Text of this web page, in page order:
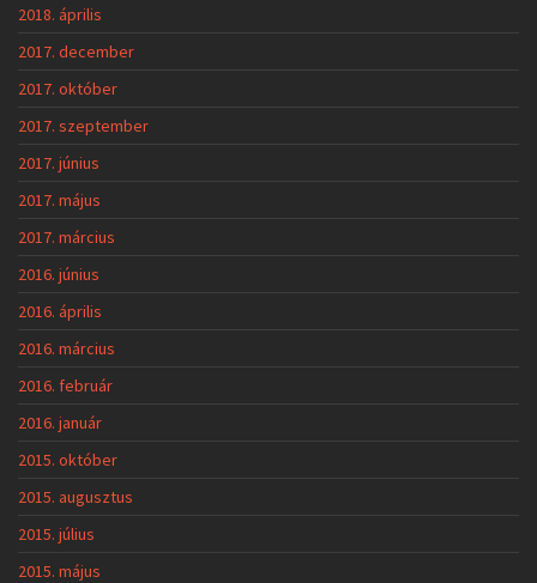
2018. április
2017. december
2017. október
2017. szeptember
2017. június
2017. május
2017. március
2016. június
2016. április
2016. március
2016. február
2016. január
2015. október
2015. augusztus
2015. július
2015. május